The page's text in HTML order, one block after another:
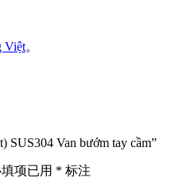
Việt。
SUS304 Van bướm tay cầm”
项已用 * 标注